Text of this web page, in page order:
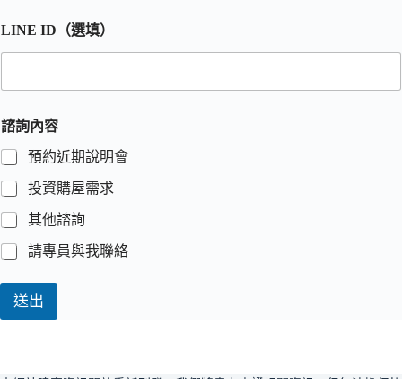
LINE ID（選填）
諮詢內容
預約近期說明會
投資購屋需求
其他諮詢
請專員與我聯絡
送出